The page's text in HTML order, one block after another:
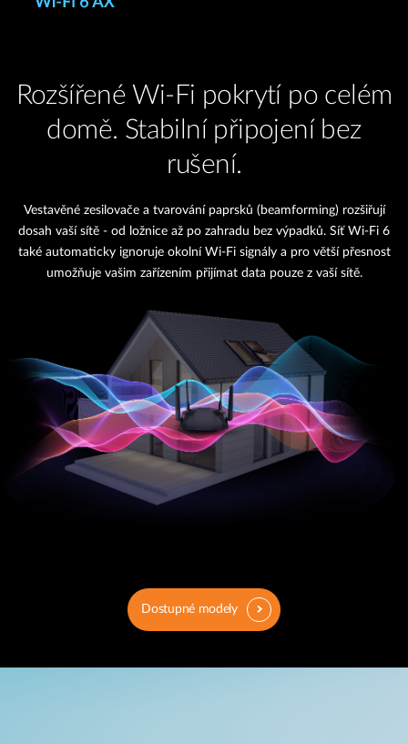
Rozšířené Wi-Fi pokrytí po celém
domě. Stabilní připojení bez
rušení.
Vestavěné zesilovače a tvarování paprsků (beamforming) rozšiřují
dosah vaší sítě - od ložnice až po zahradu bez výpadků. Síť Wi-Fi 6
také automaticky ignoruje okolní Wi-Fi signály a pro větší přesnost
umožňuje vašim zařízením přijímat data pouze z vaší sítě.
Dostupné modely